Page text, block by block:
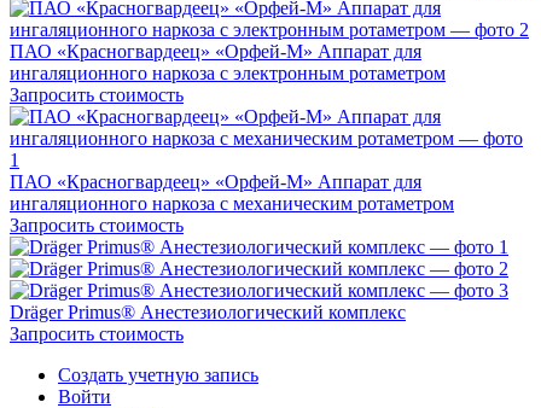
ПАО «Красногвардеец» «Орфей-М» Аппарат для
ингаляционного наркоза с электронным ротаметром
Запросить стоимость
ПАО «Красногвардеец» «Орфей-М» Аппарат для
ингаляционного наркоза с механическим ротаметром
Запросить стоимость
Dräger Primus® Анестезиологический комплекс
Запросить стоимость
Создать учетную запись
Войти